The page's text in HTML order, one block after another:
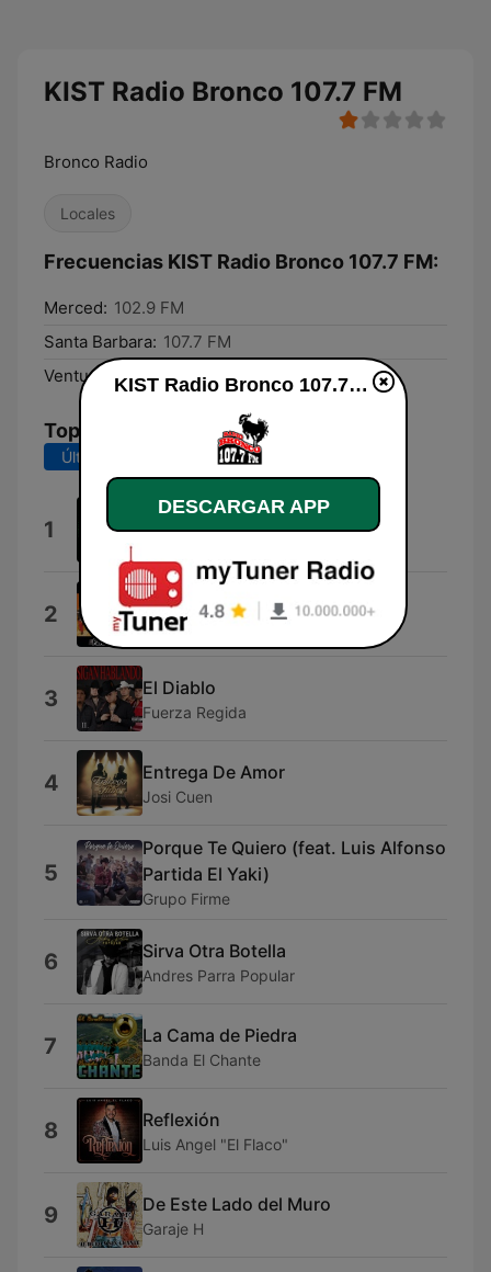
KIST Radio Bronco 107.7 FM
Bronco Radio
Locales
Frecuencias KIST Radio Bronco 107.7 FM:
Merced: 102.9 FM
Santa Barbara: 107.7 FM
Ventura:
1400 AM (KUNX)
Top Canciones
Últimos 7 días Últimos 30 días
1 Dosis
2 En Resumen
Banda Los Recoditos
3 El Diablo
Fuerza Regida
4 Entrega De Amor
Josi Cuen
5
Porque Te Quiero (feat. Luis Alfonso
Partida El Yaki)
Grupo Firme
6 Sirva Otra Botella
Andres Parra Popular
7 La Cama de Piedra
Banda El Chante
8 Reflexión
Luis Angel "El Flaco"
9 De Este Lado del Muro
Garaje H
KIST Radio Bronco 107.7 FM en vivo
DESCARGAR APP